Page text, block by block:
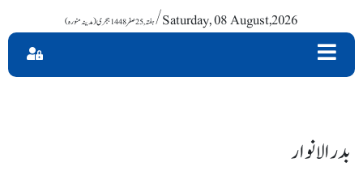
/ Saturday, 08 August,2026
بدر الانوار